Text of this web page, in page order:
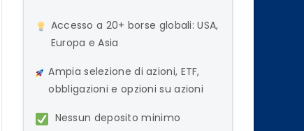
Accesso a 20+ borse globali: USA,
Europa e Asia
Ampia selezione di azioni, ETF,
obbligazioni e opzioni su azioni
Nessun deposito minimo